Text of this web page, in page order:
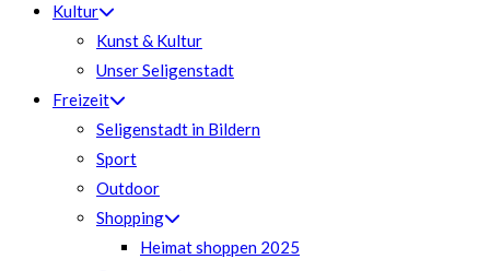
Kultur
Kunst & Kultur
Unser Seligenstadt
Freizeit
Seligenstadt in Bildern
Sport
Outdoor
Shopping
Heimat shoppen 2025